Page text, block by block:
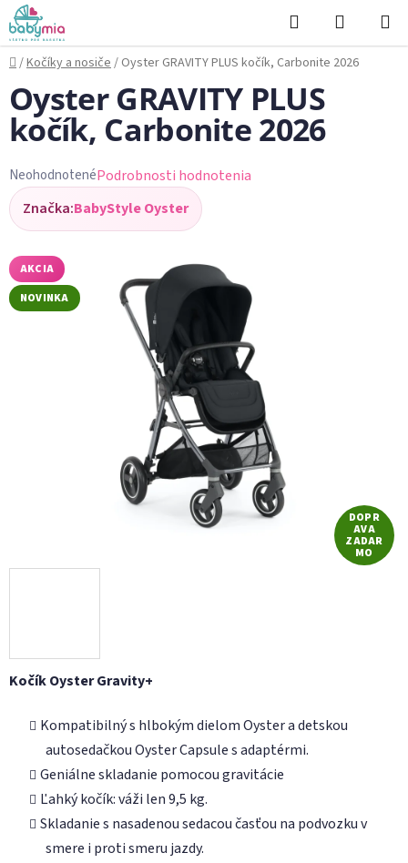
Prejsť
na
obsah
Hľadať
KOŠÍK
Domov
/Kočíky a nosiče/ Oyster GRAVITY PLUS kočík, Carbonite 2026
Kočík Oyster Gravity+
Kompatibilný s hlbokým dielom Oyster a detskou
autosedačkou Oyster Capsule s adaptérmi.
Geniálne skladanie pomocou gravitácie
Ľahký kočík: váži len 9,5 kg.
Skladanie s nasadenou sedacou časťou na podvozku v
smere i proti smeru jazdy.
Oyster GRAVITY PLUS
kočík, Carbonite 2026
Priemerné
hodnotenie
produktu
je
0,0
z
NeohodnotenéPodrobnosti hodnotenia
Značka:BabyStyle Oyster
AKCIA
NOVINKA
DOPR
AVA
ZADAR
MO